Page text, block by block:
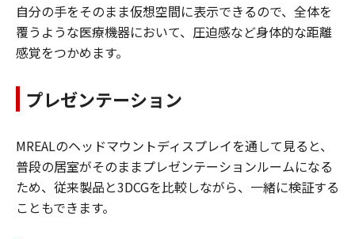
自分の手をそのまま仮想空間に表示できるので、全体を
覆うような医療機器において、圧迫感など身体的な距離
感覚をつかめます。
プレゼンテーション
MREALのヘッドマウントディスプレイを通して見ると、
普段の居室がそのままプレゼンテーションルームになる
ため、従来製品と3DCGを比較しながら、一緒に検証する
こともできます。